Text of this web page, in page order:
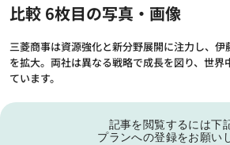
比較 6枚目の写真・画像
三菱商事は資源強化と新分野展開に注力し、
を拡大。両社は異なる戦略で成長を図り、世界
ています。
記事を閲覧するには下
プランへの登録をお願い